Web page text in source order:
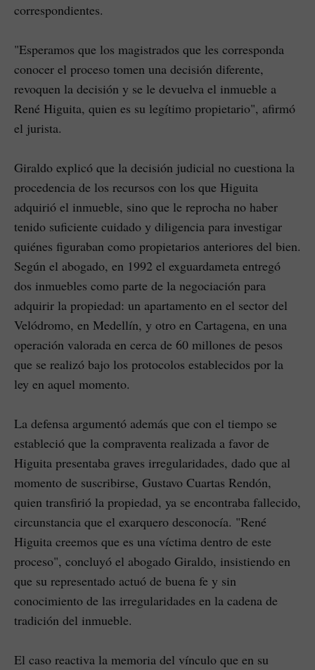
correspondientes.
"Esperamos que los magistrados que les corresponda
conocer el proceso tomen una decisión diferente,
revoquen la decisión y se le devuelva el inmueble a
René Higuita, quien es su legítimo propietario", afirmó
el jurista.
Giraldo explicó que la decisión judicial no cuestiona la
procedencia de los recursos con los que Higuita
adquirió el inmueble, sino que le reprocha no haber
tenido suficiente cuidado y diligencia para investigar
quiénes figuraban como propietarios anteriores del bien.
Según el abogado, en 1992 el exguardameta entregó
dos inmuebles como parte de la negociación para
adquirir la propiedad: un apartamento en el sector del
Velódromo, en Medellín, y otro en Cartagena, en una
operación valorada en cerca de 60 millones de pesos
que se realizó bajo los protocolos establecidos por la
ley en aquel momento.
La defensa argumentó además que con el tiempo se
estableció que la compraventa realizada a favor de
Higuita presentaba graves irregularidades, dado que al
momento de suscribirse, Gustavo Cuartas Rendón,
quien transfirió la propiedad, ya se encontraba fallecido,
circunstancia que el exarquero desconocía. "René
Higuita creemos que es una víctima dentro de este
proceso", concluyó el abogado Giraldo, insistiendo en
que su representado actuó de buena fe y sin
conocimiento de las irregularidades en la cadena de
tradición del inmueble.
El caso reactiva la memoria del vínculo que en su